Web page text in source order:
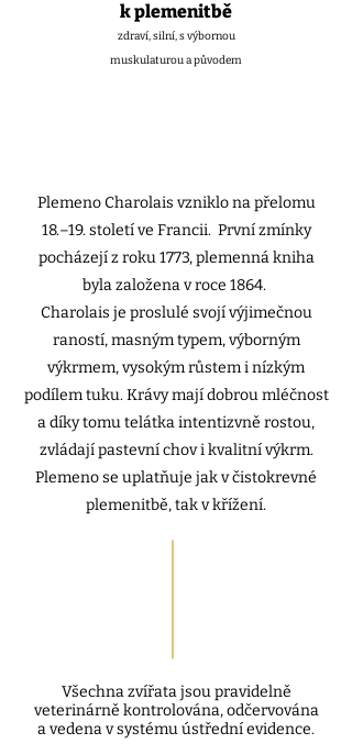
k plemenitbě
zdraví, silní, s výbornou
muskulaturou a původem
Plemeno Charolais vzniklo na přelomu
18.–19. století ve Francii. První zmínky
pocházejí z roku 1773, plemenná kniha
byla založena v roce 1864.
Charolais je proslulé svojí výjimečnou
raností, masným typem, výborným
výkrmem, vysokým růstem i nízkým
podílem tuku. Krávy mají dobrou mléčnost
a díky tomu telátka intentizvně rostou,
zvládají pastevní chov i kvalitní výkrm.
Plemeno se uplatňuje jak v čistokrevné
plemenitbě, tak v křížení.
Všechna zvířata jsou pravidelně
veterinárně kontrolována, odčervována
a vedena v systému ústřední evidence.